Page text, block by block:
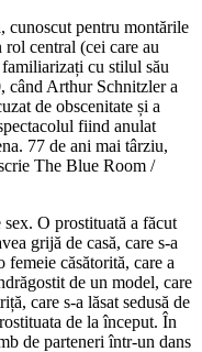
cunoscut pentru montările
central (cei care au
cu stilul său
când Arthur Schnitzler a
de obscenitate și a
fiind anulat
77 de ani mai târziu,
The Blue Room /
O prostituată a făcut
grijă de casă, care s-a
femeie căsătorită, care a
de un model, care
care s-a lăsat sedusă de
de la început. În
de parteneri într-un dans